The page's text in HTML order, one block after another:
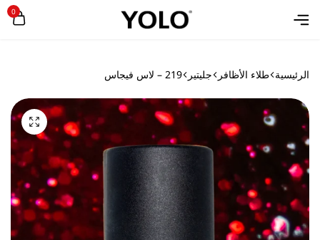
0
الرئيسية طلاء الأظافر جليتير 219 – لاس فيجاس